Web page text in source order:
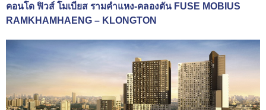
คอนโด ฟิวส์ โมเบียส รามคำแหง-คลองตัน FUSE MOBIUS
RAMKHAMHAENG – KLONGTON